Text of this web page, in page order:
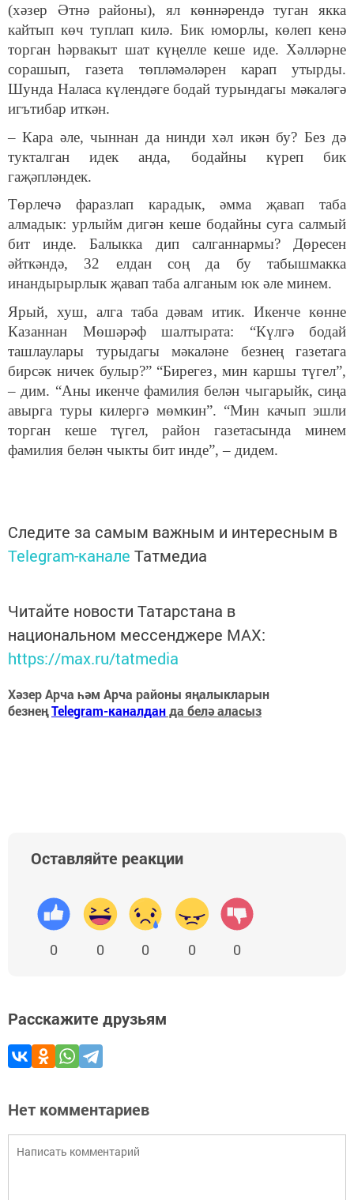
(хәзер Әтнә районы), ял көннәрендә туган якка
кайтып көч туплап килә. Бик юморлы, көлеп кенә
торган һәрвакыт шат күңелле кеше иде. Хәлләрне
сорашып, газета төпләмәләрен карап утырды.
Шунда Наласа күлендәге бодай турындагы мәкаләгә
игътибар иткән.
– Кара әле, чыннан да нинди хәл икән бу? Без дә
тукталган идек анда, бодайны күреп бик
гаҗәпләндек.
Төрлечә фаразлап карадык, әмма җавап таба
алмадык: урлыйм дигән кеше бодайны суга салмый
бит инде. Балыкка дип салганнармы? Дөресен
әйткәндә, 32 елдан соң да бу табышмакка
инандырырлык җавап таба алганым юк әле минем.
Ярый, хуш, алга таба дәвам итик. Икенче көнне
Казаннан Мөшәрәф шалтырата: “Күлгә бодай
ташлаулары турыдагы мәкаләне безнең газетага
бирсәк ничек булыр?” “Бирегез, мин каршы түгел”,
– дим. “Аны икенче фамилия белән чыгарыйк, сиңа
авырга туры килергә мөмкин”. “Мин качып эшли
торган кеше түгел, район газетасында минем
фамилия белән чыкты бит инде”, – дидем.
Следите за самым важным и интересным в
Telegram-канале Татмедиа
Читайте новости Татарстана в
национальном мессенджере MАХ:
https://max.ru/tatmedia
Хәзер Арча һәм Арча районы яңалыкларын
безнеңTelegram-каналданда белә аласыз
Оставляйте реакции
0 0 0 0 0
Расскажите друзьям
Нет комментариев